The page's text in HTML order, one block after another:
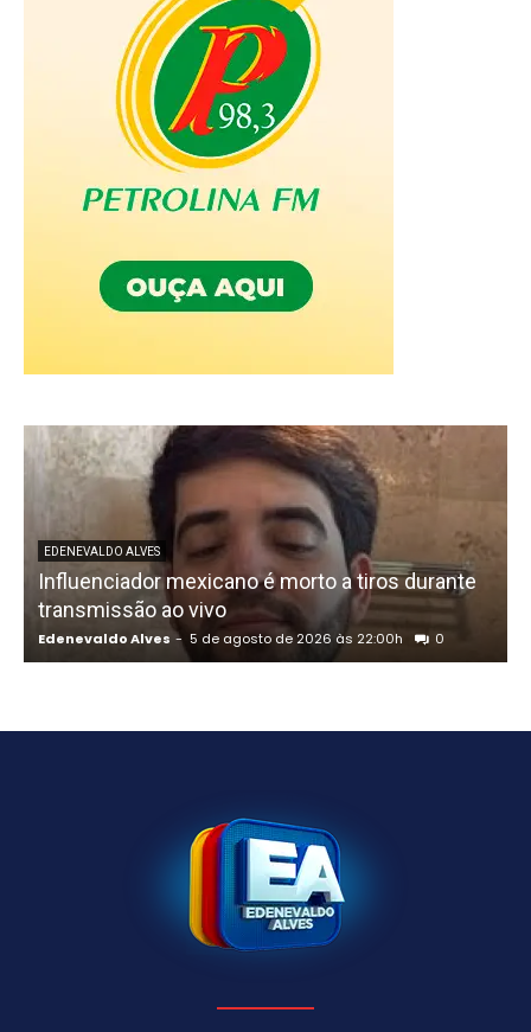
EDENEVALDO ALVES
Influenciador mexicano é morto a tiros durante
transmissão ao vivo
Edenevaldo Alves - 5 de agosto de 2026 às 22:00h 0